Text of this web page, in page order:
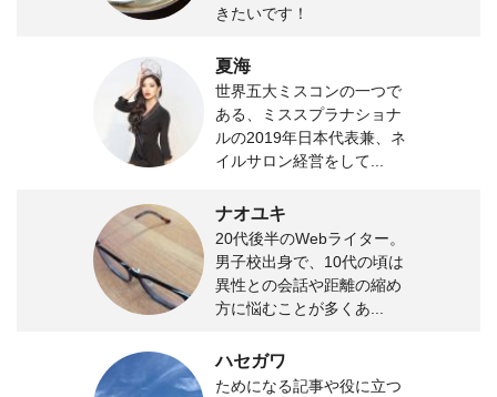
きたいです！
夏海
世界五大ミスコンの一つで
ある、ミススプラナショナ
ルの2019年日本代表兼、ネ
イルサロン経営をして...
ナオユキ
20代後半のWebライター。
男子校出身で、10代の頃は
異性との会話や距離の縮め
方に悩むことが多くあ...
ハセガワ
ためになる記事や役に立つ